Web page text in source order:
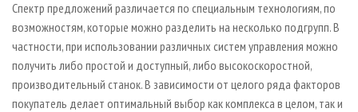
Спектр предложений различается по специальным технологиям, по
возможностям, которые можно разделить на несколько подгрупп. В
частности, при использовании различных систем управления можно
получить либо простой и доступный, либо высокоскоростной,
производительный станок. В зависимости от целого ряда факторов
покупатель делает оптимальный выбор как комплекса в целом, так и